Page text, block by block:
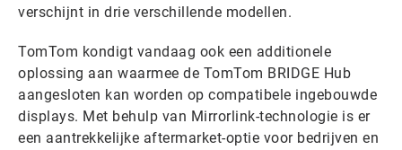
verschijnt in drie verschillende modellen.
TomTom kondigt vandaag ook een additionele
oplossing aan waarmee de TomTom BRIDGE Hub
aangesloten kan worden op compatibele ingebouwde
displays. Met behulp van Mirrorlink-technologie is er
een aantrekkelijke aftermarket-optie voor bedrijven en